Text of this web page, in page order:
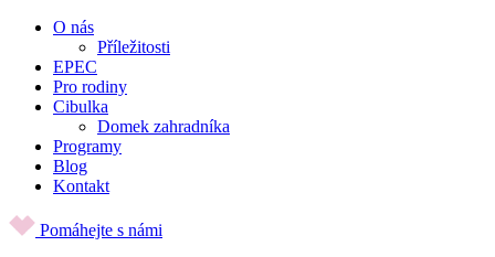
O nás
Příležitosti
EPEC
Pro rodiny
Cibulka
Domek zahradníka
Programy
Blog
Kontakt
Pomáhejte s námi